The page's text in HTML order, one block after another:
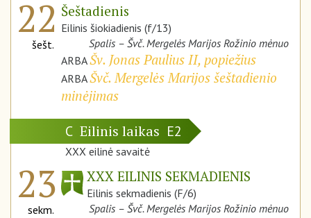
22
šešt.
Šeštadienis
Eilinis šiokiadienis (f/13)
Spalis – Švč. Mergelės Marijos Rožinio mėnuo
ARBAŠv. Jonas Paulius II, popiežius
ARBAŠvč. Mergelės Marijos šeštadienio
minėjimas
C Eilinis laikas E2
XXX eilinė savaitė
23
sekm.
XXX EILINIS SEKMADIENIS
Eilinis sekmadienis (F/6)
Spalis – Švč. Mergelės Marijos Rožinio mėnuo